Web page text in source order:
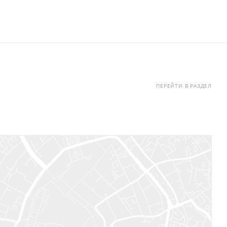
ПЕРЕЙТИ В РАЗДЕЛ